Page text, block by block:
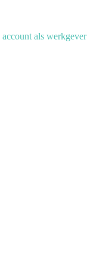
account als werkgever